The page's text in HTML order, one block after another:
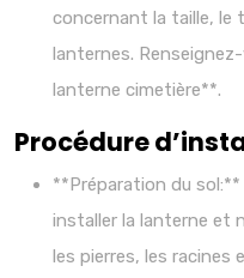
concernant la taille, le
lanternes.
lanterne cimetière**.
Procédure
**Préparation du
installer la lanterne et
les pierres, les racines